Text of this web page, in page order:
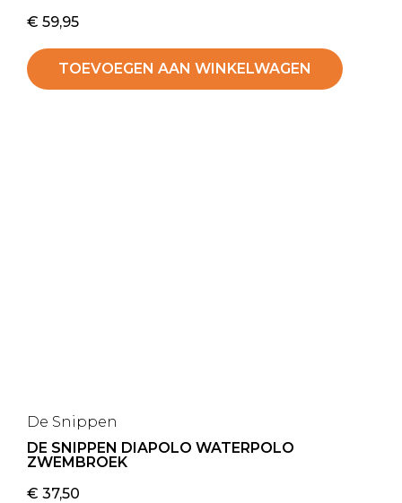
€ 59,95
TOEVOEGEN AAN WINKELWAGEN
De Snippen
DE SNIPPEN DIAPOLO WATERPOLO
ZWEMBROEK
€ 37,50